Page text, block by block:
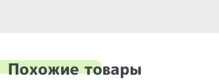
Похожие товары